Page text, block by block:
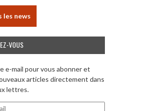
news
VOUS
e-mail pour vous abonner et
articles directement dans
lettres.